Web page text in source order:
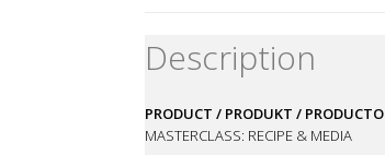
Description
PRODUCT / PRODUKT / PRODUCTO
MASTERCLASS: RECIPE & MEDIA